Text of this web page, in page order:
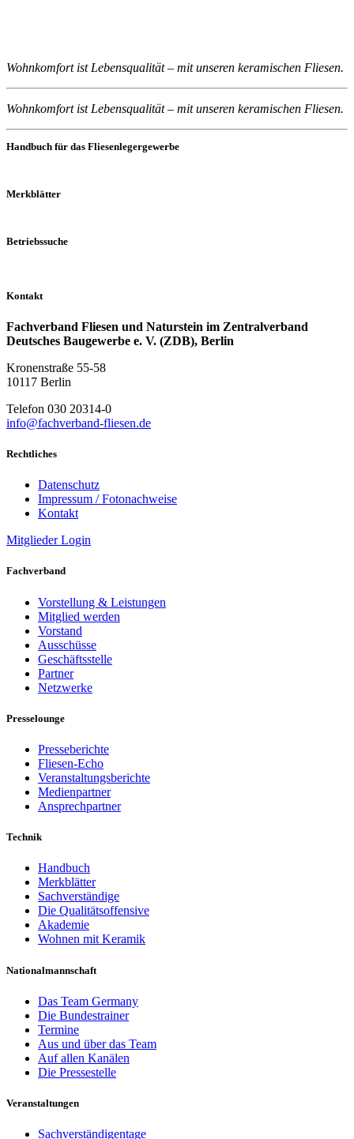
Wohnkomfort ist Lebensqualität – mit unseren keramischen Fliesen.
Wohnkomfort ist Lebensqualität – mit unseren keramischen Fliesen.
Handbuch für das Fliesenlegergewerbe
Merkblätter
Betriebssuche
Kontakt
Fachverband Fliesen und Naturstein im Zentralverband
Deutsches Baugewerbe e. V. (ZDB), Berlin
Kronenstraße 55-58
10117 Berlin
Telefon 030 20314-0
info@fachverband-fliesen.de
Rechtliches
Datenschutz
Impressum / Fotonachweise
Kontakt
Mitglieder Login
Fachverband
Vorstellung & Leistungen
Mitglied werden
Vorstand
Ausschüsse
Geschäftsstelle
Partner
Netzwerke
Presselounge
Presseberichte
Fliesen-Echo
Veranstaltungsberichte
Medienpartner
Ansprechpartner
Technik
Handbuch
Merkblätter
Sachverständige
Die Qualitätsoffensive
Akademie
Wohnen mit Keramik
Nationalmannschaft
Das Team Germany
Die Bundestrainer
Termine
Aus und über das Team
Auf allen Kanälen
Die Pressestelle
Veranstaltungen
Sachverständigentage